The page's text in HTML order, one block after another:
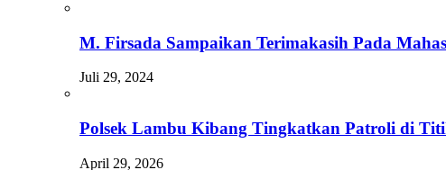
M. Firsada Sampaikan Terimakasih Pada
Juli 29, 2024
Polsek Lambu Kibang Tingkatkan Patroli di
April 29, 2026